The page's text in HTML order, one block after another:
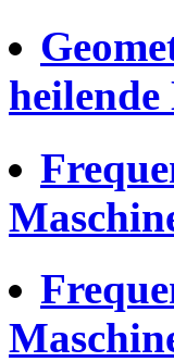
heilende